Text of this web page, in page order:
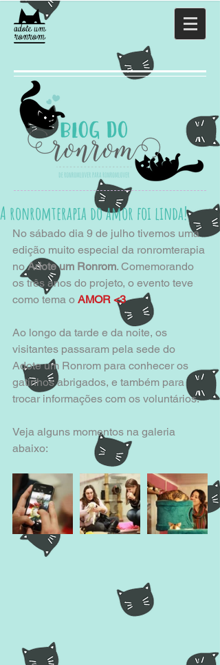
A ronromterapia do amor foi linda!
No sábado dia 9 de julho tivemos uma
edição muito especial da ronromterapia
no Adote um Ronrom. Comemorando
os três anos do projeto, o evento teve
como tema o AMOR <3
Ao longo da tarde e da noite, os
visitantes passaram pela sede do
Adote um Ronrom para conhecer os
gatinhos abrigados, e também para
trocar informações com os voluntários.
Veja alguns momentos na galeria
abaixo: